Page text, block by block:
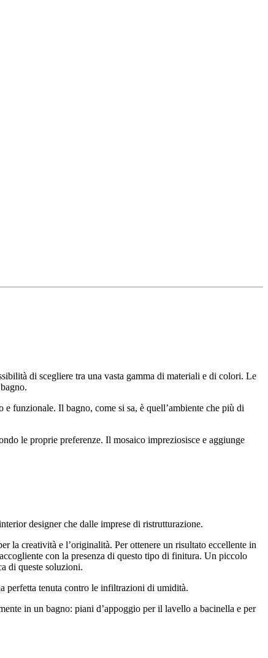
di scegliere tra una vasta gamma di materiali e di colori. Le
funzionale. Il bagno, come si sa, è quell’ambiente che più di
le proprie preferenze. Il mosaico impreziosisce e aggiunge
designer che dalle imprese di ristrutturazione.
la creatività e l’originalità. Per ottenere un risultato eccellente in
con la presenza di questo tipo di finitura. Un piccolo
di queste soluzioni.
perfetta tenuta contro le infiltrazioni di umidità.
in un bagno: piani d’appoggio per il lavello a bacinella e per